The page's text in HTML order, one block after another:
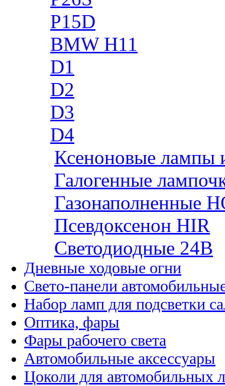
P15D
BMW H11
D1
D2
D3
D4
Ксеноновые лампы
Галогенные
Газонаполненные
Псевдоксенон HIR
Cветодиодные 24B
Дневные ходовые огни
Свето-панели
Набор ламп для подсветки
Оптика, фары
Фары рабочего света
Автомобильные аксессуары
Цоколи для автомобильных